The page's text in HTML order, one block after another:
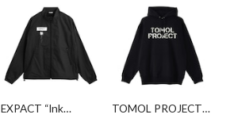
EXPACT “Ink
TOMOL PROJECT